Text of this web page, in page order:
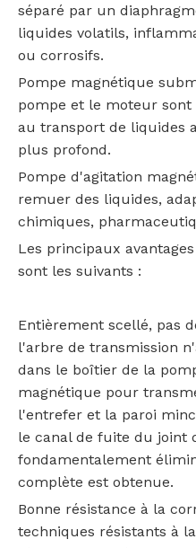
séparé par un
liquides volatils,
ou corrosifs.
‌Pompe magnétique
pompe et le moteur
au transport de liquides
plus profond.
Pompe d'agitation
remuer des liquides,
chimiques,
Les principaux
sont les suivants :
‌Entièrement scellé, pas
l'arbre de transmission
dans le boîtier de la
magnétique pour
l'entrefer et la paroi
le canal de fuite du joint
fondamentalement
complète est obtenue.
‌Bonne résistance à la
techniques résistants à